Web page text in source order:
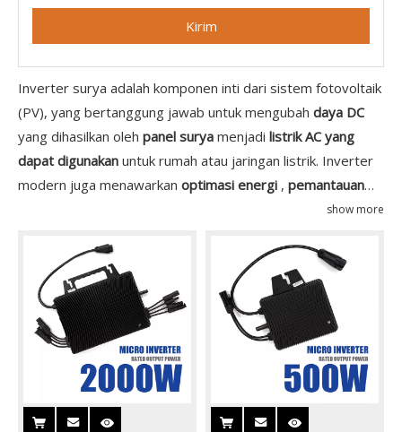
Kirim
Inverter surya adalah komponen inti dari sistem fotovoltaik
(PV), yang bertanggung jawab untuk mengubah daya DC
yang dihasilkan oleh panel surya menjadi listrik AC yang
dapat digunakan untuk rumah atau jaringan listrik. Inverter
modern juga menawarkan optimasi energi , pemantauan
. Jenis
mikroinvertermemastikan kinerja yang andal dan efisiensi
tinggi di berbagaisistem pemasangan tenaga surya
Dengan konversi daya yang stabil dan fitur kontrol cerdas,
inverter surya memainkan peran penting dalam sistem
energi surya secara keseluruhan
show more